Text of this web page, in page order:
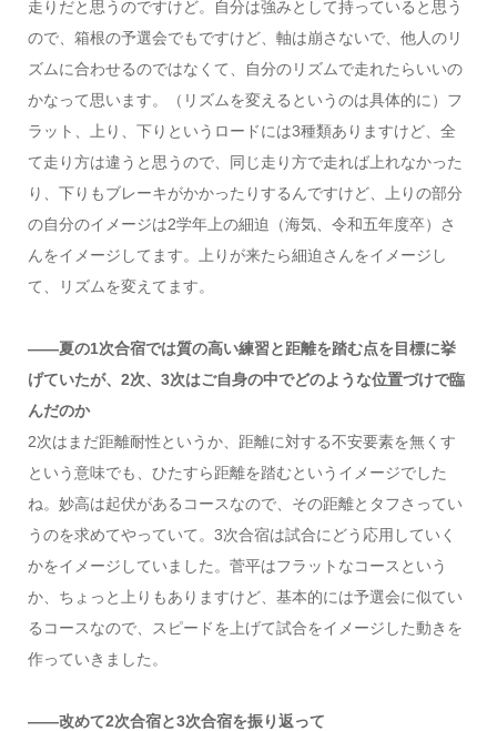
走りだと思うのですけど。自分は強みとして持っていると思う
ので、箱根の予選会でもですけど、軸は崩さないで、他人のリ
ズムに合わせるのではなくて、自分のリズムで走れたらいいの
かなって思います。（リズムを変えるというのは具体的に）フ
ラット、上り、下りというロードには3種類ありますけど、全
て走り方は違うと思うので、同じ走り方で走れば上れなかった
り、下りもブレーキがかかったりするんですけど、上りの部分
の自分のイメージは2学年上の細迫（海気、令和五年度卒）さ
んをイメージしてます。上りが来たら細迫さんをイメージし
て、リズムを変えてます。
――夏の1次合宿では質の高い練習と距離を踏む点を目標に挙
げていたが、2次、3次はご自身の中でどのような位置づけで臨
んだのか
2次はまだ距離耐性というか、距離に対する不安要素を無くす
という意味でも、ひたすら距離を踏むというイメージでした
ね。妙高は起伏があるコースなので、その距離とタフさってい
うのを求めてやっていて。3次合宿は試合にどう応用していく
かをイメージしていました。菅平はフラットなコースという
か、ちょっと上りもありますけど、基本的には予選会に似てい
るコースなので、スピードを上げて試合をイメージした動きを
作っていきました。
――改めて2次合宿と3次合宿を振り返って